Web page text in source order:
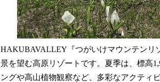
HAKUBAVALLEY『つがいけマウンテンリ
景を望む高原リゾートです。夏季は、標高
ングや高山植物観察など、多彩なアクティ